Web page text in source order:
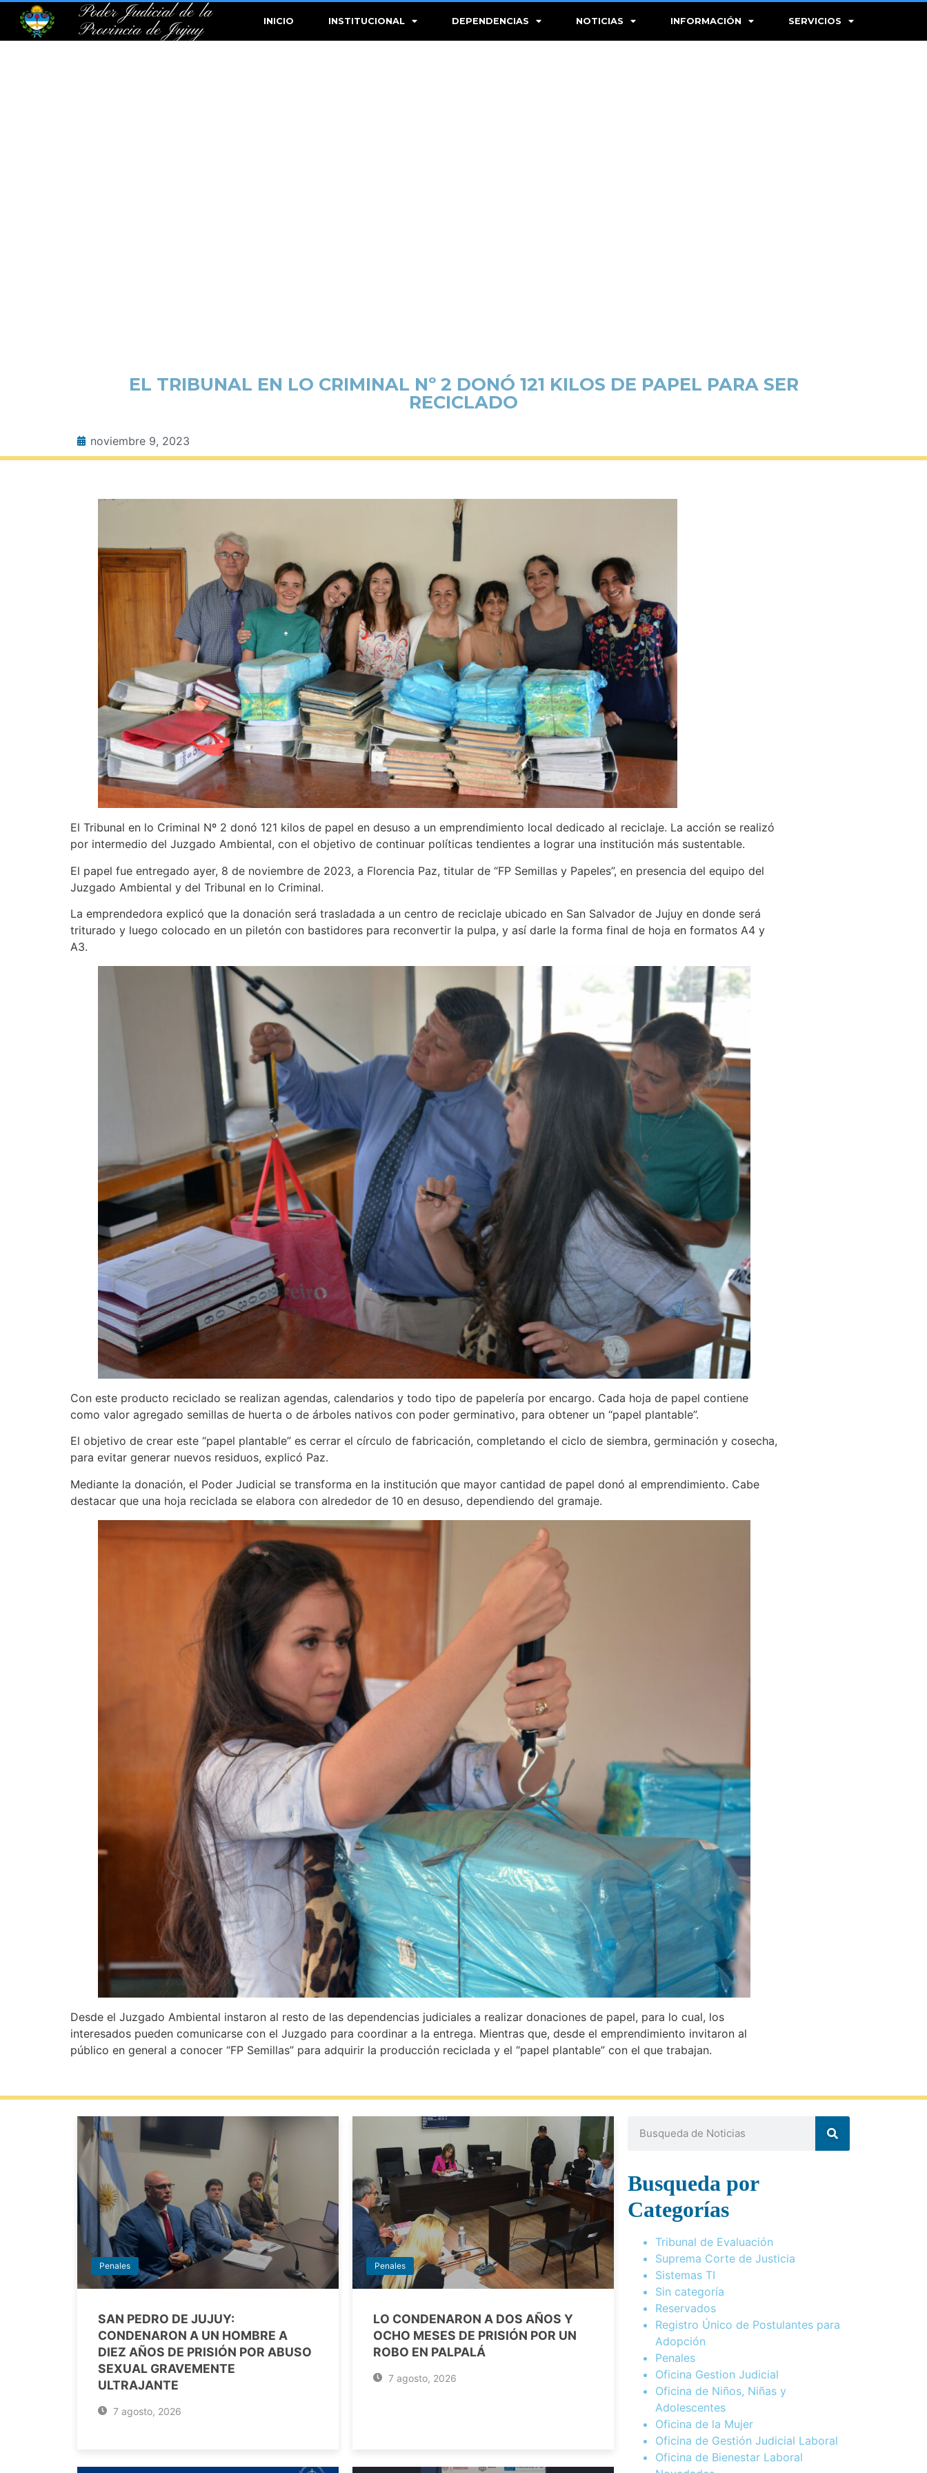
Poder Judicial de la
Provincia de Jujuy
INICIO INSTITUCIONAL DEPENDENCIAS NOTICIAS INFORMACIÓN SERVICIOS
EL TRIBUNAL EN LO CRIMINAL Nº 2 DONÓ 121 KILOS DE PAPEL PARA SER
RECICLADO
noviembre 9, 2023
El Tribunal en lo Criminal Nº 2 donó 121 kilos de papel en desuso a un emprendimiento local dedicado al reciclaje. La acción se realizó
por intermedio del Juzgado Ambiental, con el objetivo de continuar políticas tendientes a lograr una institución más sustentable.
El papel fue entregado ayer, 8 de noviembre de 2023, a Florencia Paz, titular de “FP Semillas y Papeles”, en presencia del equipo del
Juzgado Ambiental y del Tribunal en lo Criminal.
La emprendedora explicó que la donación será trasladada a un centro de reciclaje ubicado en San Salvador de Jujuy en donde será
triturado y luego colocado en un piletón con bastidores para reconvertir la pulpa, y así darle la forma final de hoja en formatos A4 y
A3.
Con este producto reciclado se realizan agendas, calendarios y todo tipo de papelería por encargo. Cada hoja de papel contiene
como valor agregado semillas de huerta o de árboles nativos con poder germinativo, para obtener un “papel plantable”.
El objetivo de crear este “papel plantable” es cerrar el círculo de fabricación, completando el ciclo de siembra, germinación y cosecha,
para evitar generar nuevos residuos, explicó Paz.
Mediante la donación, el Poder Judicial se transforma en la institución que mayor cantidad de papel donó al emprendimiento. Cabe
destacar que una hoja reciclada se elabora con alrededor de 10 en desuso, dependiendo del gramaje.
Desde el Juzgado Ambiental instaron al resto de las dependencias judiciales a realizar donaciones de papel, para lo cual, los
interesados pueden comunicarse con el Juzgado para coordinar a la entrega. Mientras que, desde el emprendimiento invitaron al
público en general a conocer “FP Semillas” para adquirir la producción reciclada y el “papel plantable” con el que trabajan.
Penales
SAN PEDRO DE JUJUY:
CONDENARON A UN HOMBRE A
DIEZ AÑOS DE PRISIÓN POR ABUSO
SEXUAL GRAVEMENTE
ULTRAJANTE
7 agosto, 2026
Penales
LO CONDENARON A DOS AÑOS Y
OCHO MESES DE PRISIÓN POR UN
ROBO EN PALPALÁ
7 agosto, 2026
Busqueda por
Categorías
Tribunal de Evaluación
Suprema Corte de Justicia
Sistemas TI
Sin categoría
Reservados
Registro Único de Postulantes para
Adopción
Penales
Oficina Gestion Judicial
Oficina de Niños, Niñas y
Adolescentes
Oficina de la Mujer
Oficina de Gestión Judicial Laboral
Oficina de Bienestar Laboral